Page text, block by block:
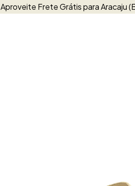
Aproveite Frete Grátis para Aracaju